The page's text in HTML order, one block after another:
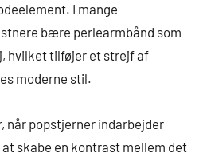
I mange
bære perlearmbånd som
hvilket tilføjer et strejf af
moderne stil.
når popstjerner indarbejder
skabe en kontrast mellem det